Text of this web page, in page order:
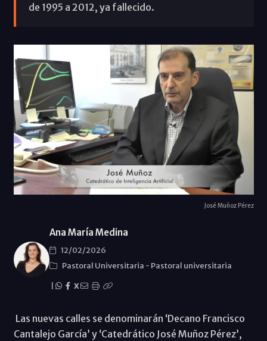
de 1995 a 2012, ya fallecido.
José Muñoz Pérez
Ana María Medina
12/02/2026
Pastoral Universitaria - Pastoral universitaria
X
Las nuevas calles se denominarán ‘Decano Francisco
Cantalejo García’ y ‘Catedrático José Muñoz Pérez’,